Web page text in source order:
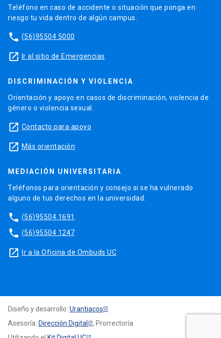
Teléfono en caso de accidente o situación que ponga en
riesgo tu vida dentro de algún campus.
phone (56)95504 5000
launch Ir al sitio de Emergencias
DISCRIMINACIÓN Y VIOLENCIA
Orientación y apoyo en casos de discriminación, violencia de
género o violencia sexual.
launch Contacto para apoyo
launch Más orientación
MEDIACIÓN UNIVERSITARIA
Teléfonos para orientación y consejo si se ha vulnerado
alguno de tus derechos en la universidad.
phone (56)95504 1691
phone (56)95504 1247
launch Ir a la Oficina de Ombuds UC
Diseño y desarrollo: Urantiacos
Asesoría: Dirección Digital
, Prorrectoría